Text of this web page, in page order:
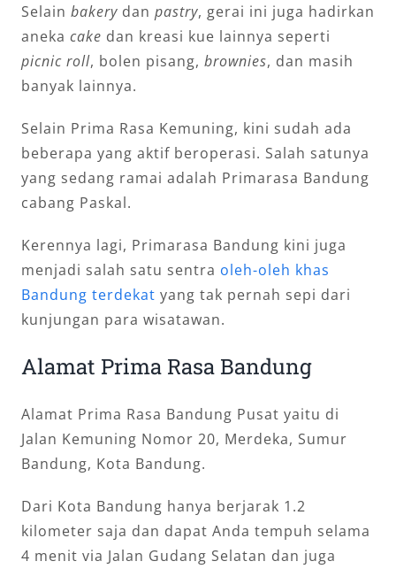
Selain bakerydan pastry, gerai ini juga hadirkan
aneka cake dan kreasi kue lainnya seperti
picnic roll, bolen pisang, brownies, dan masih
banyak lainnya.
Selain Prima Rasa Kemuning, kini sudah ada
beberapa yang aktif beroperasi. Salah satunya
yang sedang ramai adalah Primarasa Bandung
cabang Paskal.
Kerennya lagi, Primarasa Bandung kini juga
menjadi salah satu sentra oleh-oleh khas
Bandung terdekat yang tak pernah sepi dari
kunjungan para wisatawan.
Alamat Prima Rasa Bandung
Alamat Prima Rasa Bandung Pusat yaitu di
Jalan Kemuning Nomor 20, Merdeka, Sumur
Bandung, Kota Bandung.
Dari Kota Bandung hanya berjarak 1.2
kilometer saja dan dapat Anda tempuh selama
4 menit via Jalan Gudang Selatan dan juga